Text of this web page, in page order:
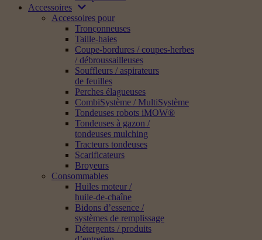
Accessoires
Accessoires pour
Tronçonneuses
Taille-haies
Coupe-bordures / coupes-herbes
/ débroussailleuses
Souffleurs / aspirateurs
de feuilles
Perches élagueuses
CombiSystème / MultiSystème
Tondeuses robots iMOW®
Tondeuses à gazon /
tondeuses mulching
Tracteurs tondeuses
Scarificateurs
Broyeurs
Consommables
Huiles moteur /
huile-de-chaîne
Bidons d’essence /
systèmes de remplissage
Détergents / produits